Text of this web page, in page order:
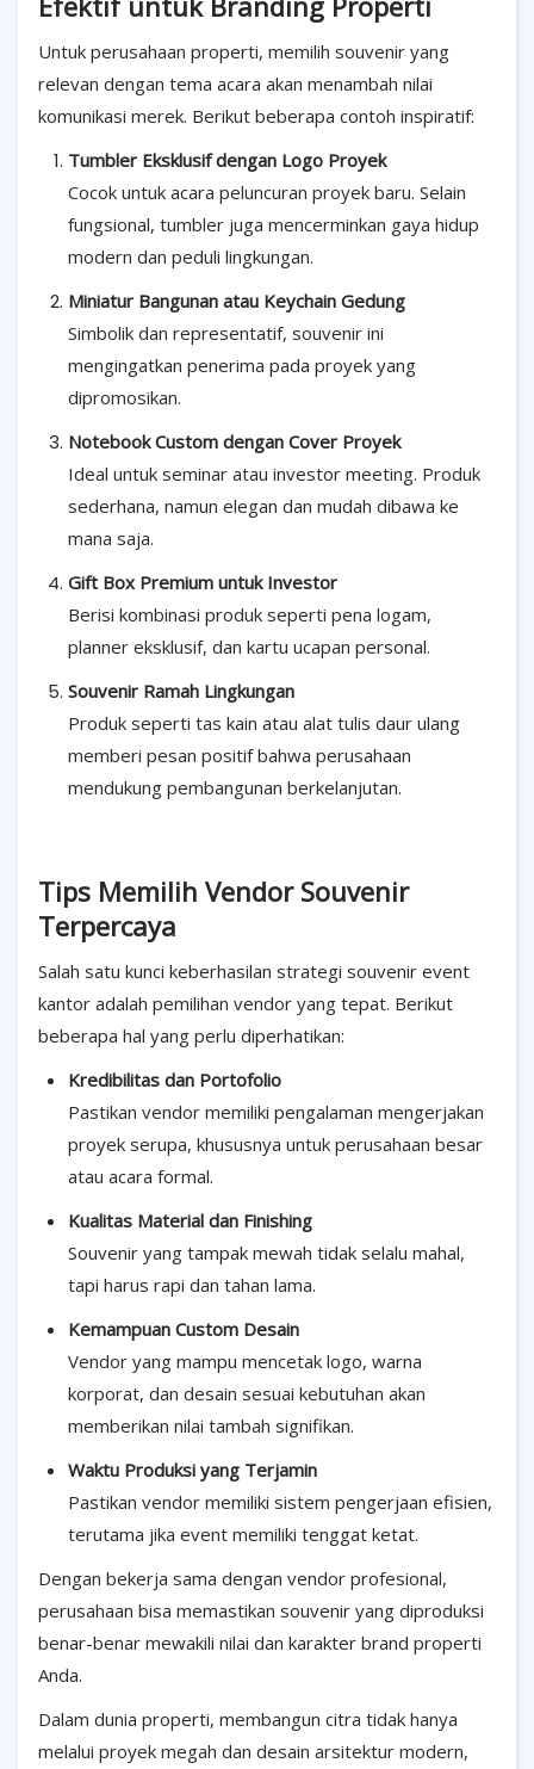
Untuk perusahaan properti, memilih souvenir yang
relevan dengan tema acara akan menambah nilai
komunikasi merek. Berikut beberapa contoh inspiratif:
Tumbler Eksklusif dengan Logo Proyek
Cocok untuk acara peluncuran proyek baru. Selain
fungsional, tumbler juga mencerminkan gaya hidup
modern dan peduli lingkungan.
Miniatur Bangunan atau Keychain Gedung
Simbolik dan representatif, souvenir ini
mengingatkan penerima pada proyek yang
dipromosikan.
Notebook Custom dengan Cover Proyek
Ideal untuk seminar atau investor meeting. Produk
sederhana, namun elegan dan mudah dibawa ke
mana saja.
Gift Box Premium untuk Investor
Berisi kombinasi produk seperti pena logam,
planner eksklusif, dan kartu ucapan personal.
Souvenir Ramah Lingkungan
Produk seperti tas kain atau alat tulis daur ulang
memberi pesan positif bahwa perusahaan
mendukung pembangunan berkelanjutan.
Tips Memilih Vendor Souvenir
Terpercaya
Salah satu kunci keberhasilan strategi souvenir event
kantor adalah pemilihan vendor yang tepat. Berikut
beberapa hal yang perlu diperhatikan:
Kredibilitas dan Portofolio
Pastikan vendor memiliki pengalaman mengerjakan
proyek serupa, khususnya untuk perusahaan besar
atau acara formal.
Kualitas Material dan Finishing
Souvenir yang tampak mewah tidak selalu mahal,
tapi harus rapi dan tahan lama.
Kemampuan Custom Desain
Vendor yang mampu mencetak logo, warna
korporat, dan desain sesuai kebutuhan akan
memberikan nilai tambah signifikan.
Waktu Produksi yang Terjamin
Pastikan vendor memiliki sistem pengerjaan efisien,
terutama jika event memiliki tenggat ketat.
Dengan bekerja sama dengan vendor profesional,
perusahaan bisa memastikan souvenir yang diproduksi
benar-benar mewakili nilai dan karakter brand properti
Anda.
Dalam dunia properti, membangun citra tidak hanya
melalui proyek megah dan desain arsitektur modern,